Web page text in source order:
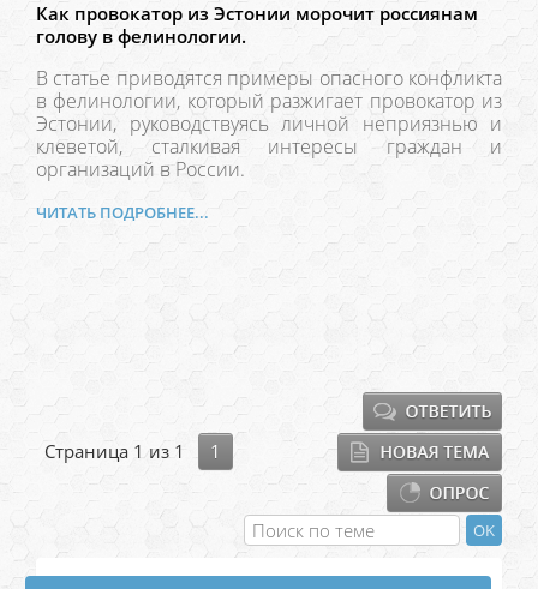
Как провокатор из Эстонии морочит россиянам
голову в фелинологии.
В статье приводятся примеры опасного конфликта
в фелинологии, который разжигает провокатор из
Эстонии, руководствуясь личной неприязнью и
клеветой, сталкивая интересы граждан и
организаций в России.
ЧИТАТЬ ПОДРОБНЕЕ...
Страница 1 из 1 1